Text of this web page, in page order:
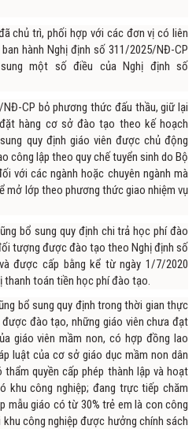
chủ trì, phối hợp với các đơn vị có liên
hành Nghị định số 311/2025/NĐ-CP
một số điều của Nghị định số
CP bỏ phương thức đấu thầu, giữ lại
hàng cơ sở đào tạo theo kế hoạch
quy định giáo viên được chủ động
công lập theo quy chế tuyển sinh do Bộ
với các ngành hoặc chuyên ngành mà
mở lớp theo phương thức giao nhiệm vụ
bổ sung quy định chi trả học phí đào
tượng được đào tạo theo Nghị định số
được cấp bằng kể từ ngày 1/7/2020
toán tiền học phí đào tạo.
bổ sung quy định trong thời gian thực
đào tạo, những giáo viên chưa đạt
giáo viên mầm non, có hợp đồng lao
luật của cơ sở giáo dục mầm non dân
quyền cấp phép thành lập và hoạt
khu công nghiệp; đang trực tiếp chăm
giáo có từ 30% trẻ em là con công
công nghiệp được hưởng chính sách